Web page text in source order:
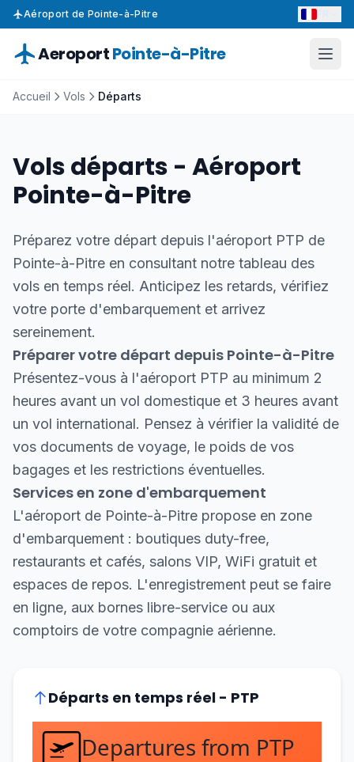
Aéroport de Pointe-à-Pitre
AeroportPointe-à-Pitre
Accueil Vols Départs
Vols départs - Aéroport
Pointe-à-Pitre
Préparez votre départ depuis l'aéroport PTP de
Pointe-à-Pitre en consultant notre tableau des
vols en temps réel. Anticipez les retards, vérifiez
votre porte d'embarquement et arrivez
sereinement.
Préparer votre départ depuis Pointe-à-Pitre
Présentez-vous à l'aéroport PTP au minimum 2
heures avant un vol domestique et 3 heures avant
un vol international. Pensez à vérifier la validité de
vos documents de voyage, le poids de vos
bagages et les restrictions éventuelles.
Services en zone d'embarquement
L'aéroport de Pointe-à-Pitre propose en zone
d'embarquement : boutiques duty-free,
restaurants et cafés, salons VIP, WiFi gratuit et
espaces de repos. L'enregistrement peut se faire
en ligne, aux bornes libre-service ou aux
comptoirs de votre compagnie aérienne.
Départs en temps réel - PTP